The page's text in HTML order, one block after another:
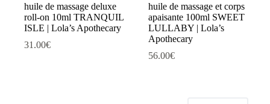
huile de massage deluxe
roll-on 10ml TRANQUIL
ISLE | Lola’s Apothecary
31.00€
huile de massage et corps
apaisante 100ml SWEET
LULLABY | Lola’s
Apothecary
56.00€